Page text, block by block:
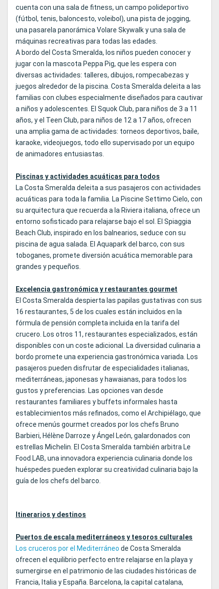
cuenta con una sala de fitness, un campo polideportivo
(fútbol, tenis, baloncesto, voleibol), una pista de jogging,
una pasarela panorámica Volare Skywalk y una sala de
máquinas recreativas para todas las edades.
A bordo del Costa Smeralda, los niños pueden conocer y
jugar con la mascota Peppa Pig, que les espera con
diversas actividades: talleres, dibujos, rompecabezas y
juegos alrededor de la piscina. Costa Smeralda deleita a las
familias con clubes especialmente diseñados para cautivar
a niños y adolescentes. El Squok Club, para niños de 3 a 11
años, y el Teen Club, para niños de 12 a 17 años, ofrecen
una amplia gama de actividades: torneos deportivos, baile,
karaoke, videojuegos, todo ello supervisado por un equipo
de animadores entusiastas.
Piscinas y actividades acuáticas para todos
La Costa Smeralda deleita a sus pasajeros con actividades
acuáticas para toda la familia. La Piscine Settimo Cielo, con
su arquitectura que recuerda a la Riviera italiana, ofrece un
entorno sofisticado para relajarse bajo el sol. El Spiaggia
Beach Club, inspirado en los balnearios, seduce con su
piscina de agua salada. El Aquapark del barco, con sus
toboganes, promete diversión acuática memorable para
grandes y pequeños.
Excelencia gastronómica y restaurantes gourmet
El Costa Smeralda despierta las papilas gustativas con sus
16 restaurantes, 5 de los cuales están incluidos en la
fórmula de pensión completa incluida en la tarifa del
crucero. Los otros 11, restaurantes especializados, están
disponibles con un coste adicional. La diversidad culinaria a
bordo promete una experiencia gastronómica variada. Los
pasajeros pueden disfrutar de especialidades italianas,
mediterráneas, japonesas y hawaianas, para todos los
gustos y preferencias. Las opciones van desde
restaurantes familiares y buffets informales hasta
establecimientos más refinados, como el Archipiélago, que
ofrece menús gourmet creados por los chefs Bruno
Barbieri, Hélène Darroze y Ángel León, galardonados con
estrellas Michelin. El Costa Smeralda también arbitra Le
Food LAB, una innovadora experiencia culinaria donde los
huéspedes pueden explorar su creatividad culinaria bajo la
guía de los chefs del barco.
Itinerarios y destinos
Puertos de escala mediterráneos y tesoros culturales
Los cruceros por el Mediterráneo de Costa Smeralda
ofrecen el equilibrio perfecto entre relajarse en la playa y
sumergirse en el patrimonio de las ciudades históricas de
Francia, Italia y España. Barcelona, la capital catalana,